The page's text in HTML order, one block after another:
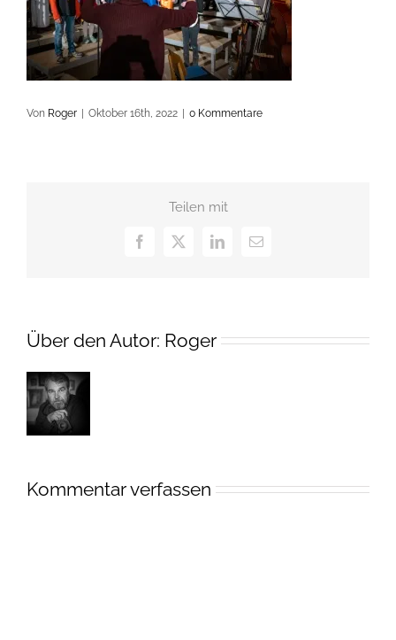
Von Roger Oktober 16th, 2022 0 Kommentare
Teilen mit
Facebook
X LinkedIn
E-
Über den Autor: Roger
Kommentar verfassen